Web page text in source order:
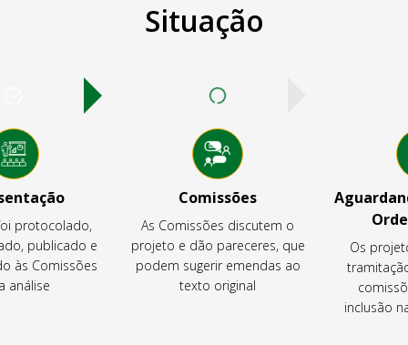
Situação
protocolado,
publicado e
às Comissões
análise
Comissões
As Comissões discutem o
projeto e dão pareceres, que
podem sugerir emendas ao
texto original
Os
inclusão